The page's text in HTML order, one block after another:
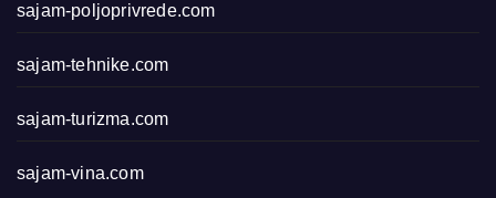
sajam-poljoprivrede.com
sajam-tehnike.com
sajam-turizma.com
sajam-vina.com